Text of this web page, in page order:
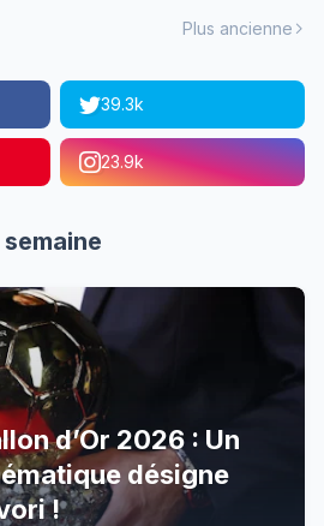
Plus ancienne
39.3k
23.9k
d’Or 2026 : Un
désigne
!